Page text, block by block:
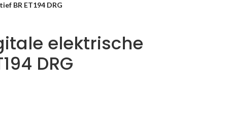
BR ET194 DRG
elektrische
DRG